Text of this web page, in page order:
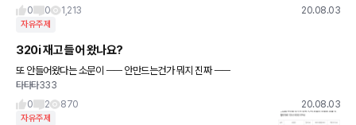
만한가
0
0 1,213 20.08.03
자유주제
320i 재고 들어 왔나요?
또 안들어왔다는 소문이 ㅡㅡ 안만드는건가 뭐지 진짜 ㅡㅡ
타타타333
0
2 870 20.08.03
자유주제